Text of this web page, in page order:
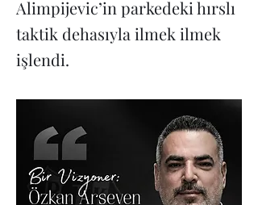
Alimpijevic’in parkedeki hırslı
taktik dehasıyla ilmek ilmek
işlendi.